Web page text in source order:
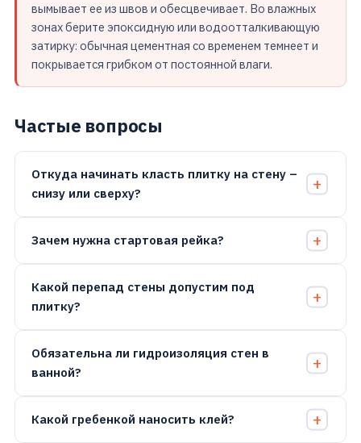
вымывает ее из швов и обесцвечивает. Во влажных
зонах берите эпоксидную или водоотталкивающую
затирку: обычная цементная со временем темнеет и
покрывается грибком от постоянной влаги.
Частые вопросы
Откуда начинать класть плитку на стену –
снизу или сверху?
Зачем нужна стартовая рейка?
Какой перепад стены допустим под
плитку?
Обязательна ли гидроизоляция стен в
ванной?
Какой гребенкой наносить клей?